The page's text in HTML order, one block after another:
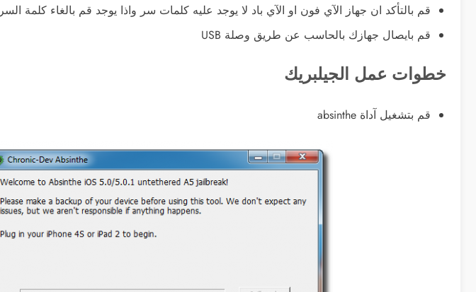
قم بالتأكد ان جهاز الآي فون او الآي باد لا يوجد عليه كلمات سر واذا يوجد قم بالغاء كلمة السر
قم بايصال جهازك بالحاسب عن طريق وصلة USB
خطوات عمل الجيلبريك
قم بتشغيل آداة absinthe